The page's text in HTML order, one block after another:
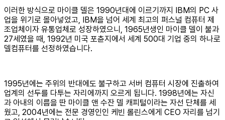
이러한 방식으로 마이클 델은 1990년대에 이르기까지 IBM의 PC 사
업을 위기로 몰아넣었고, IBM을 넘어 세계 최고의 퍼스널 컴퓨터 제
조업체이자 유통업체로 성장하였으니, 1965년생인 마이클 델이 불과
27세였을 때, 1992년 미국 포츈지에서 세계 500대 기업 중의 하나로
델컴퓨터를 선정하였습니다.
1995년에는 주위의 반대에도 불구하고 서버 컴퓨터 시장에 진출하여
업계의 선두를 다투는 자리에까지 오르게 됩니다. 1998년에는 자신
과 아내의 이름을 딴 마이클 앤 수잔 델 캐피털이라는 자선 단체를 세
웠고, 2004년에는 전문 경영인인 케빈 롤린스에게 CEO 자리를 넘기